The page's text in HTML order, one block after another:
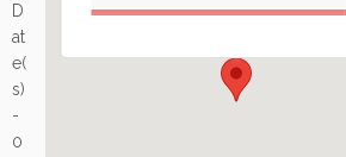
Arrangement
D
at
e(
s)
-
0